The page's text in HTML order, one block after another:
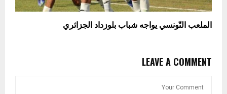
الملعب التّونسي يواجه شباب بلوزداد الجزائري
LEAVE A COMMENT